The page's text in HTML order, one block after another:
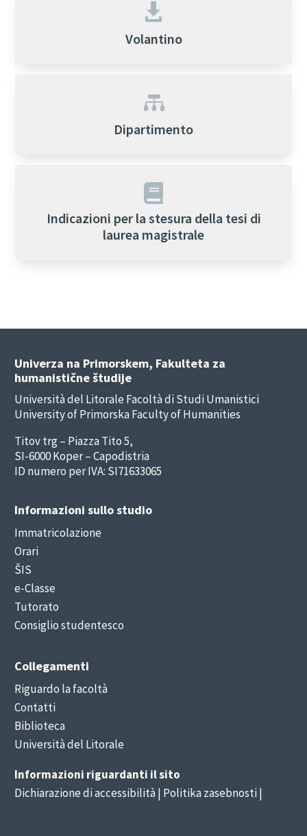

Volantino

Dipartimento

Indicazioni per la stesura della tesi di
laurea magistrale
Univerza na Primorskem, Fakulteta za
humanistične študije
Università del Litorale Facoltà di Studi Umanistici
University of Primorska Faculty of Humanities
Titov trg – Piazza Tito 5,
SI-6000 Koper – Capodistria
ID numero per IVA: SI71633065
Informazioni sullo studio
Immatricolazione
Orari
ŠIS
e-Classe
Tutorato
Consiglio studentesco
Collegamenti
Riguardo la facoltà
Contatti
Biblioteca
Università del Litorale
Informazioni riguardanti il sito
Dichiarazione di accessibilità| Politika zasebnosti |